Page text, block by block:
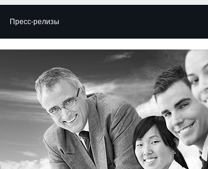
Пресс-релизы